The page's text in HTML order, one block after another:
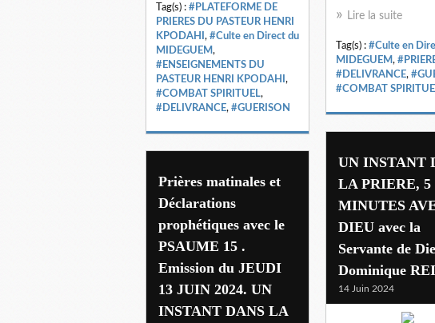
Lire la suite
Tag(s) : #Culte en
MIDEGUEM,
#DELIVRANCE,
#COMBAT
Tag(s) : #PLATEFORME DE
PRIERES DU PASTEUR HENRI
KPODAHI , #Culte en Direct du
MIDEGUEM,
#ENSEIGNEMENTS DU
PASTEUR HENRI KPODAHI ,
#COMBAT SPIRITUEL,
#DELIVRANCE, #GUERISON
UN INSTANT
LA PRIERE, 5
MINUTES
DIEU avec la
Servante de
Dominique
14 Juin 2024
Prières matinales et
Déclarations
prophétiques avec le
PSAUME 15 .
Emission du JEUDI
13 JUIN 2024. UN
INSTANT DANS LA